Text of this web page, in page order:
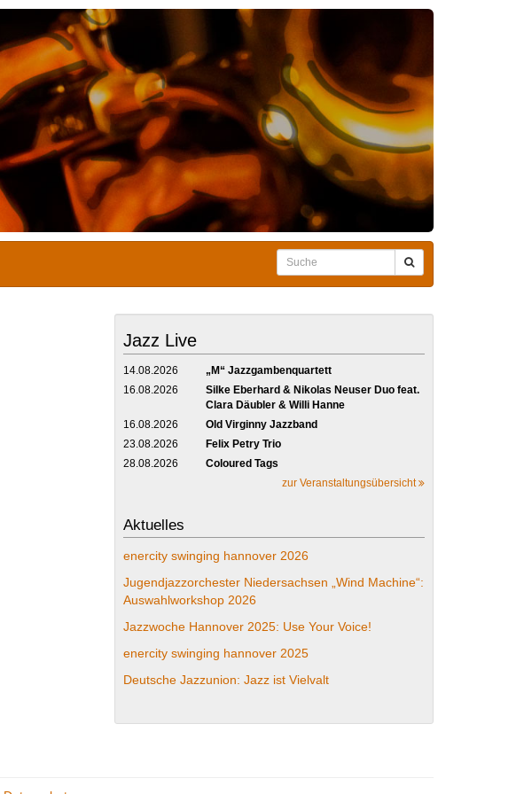
Jazz Live
14.08.2026
„M“ Jazzgambenquartett
16.08.2026
Silke Eberhard & Nikolas Neuser Duo feat.
Clara Däubler & Willi Hanne
16.08.2026
Old Virginny Jazzband
23.08.2026
Felix Petry Trio
28.08.2026
Coloured Tags
zur Veranstaltungsübersicht
Aktuelles
enercity swinging hannover 2026
Jugendjazzorchester Niedersachsen „Wind Machine“:
Auswahlworkshop 2026
Jazzwoche Hannover 2025: Use Your Voice!
enercity swinging hannover 2025
Deutsche Jazzunion: Jazz ist Vielvalt